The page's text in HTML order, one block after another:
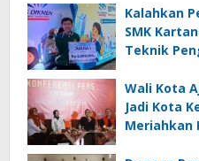
Kalahkan
SMK
Teknik
Wali Kota
Jadi Kota
Meriahkan